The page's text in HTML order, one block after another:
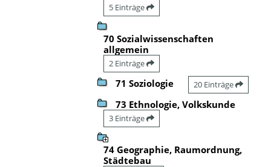
5 Einträge
70 Sozialwissenschaften
allgemein
2 Einträge
71 Soziologie 20 Einträge
73 Ethnologie, Volkskunde
3 Einträge
74 Geographie, Raumordnung,
Städtebau